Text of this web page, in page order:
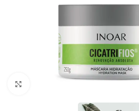
Spustelėkite, kad padidintumėte